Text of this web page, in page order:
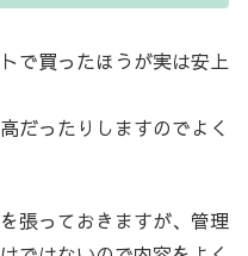
で買ったほうが実は安上
だったりしますのでよく
張っておきますが、管理